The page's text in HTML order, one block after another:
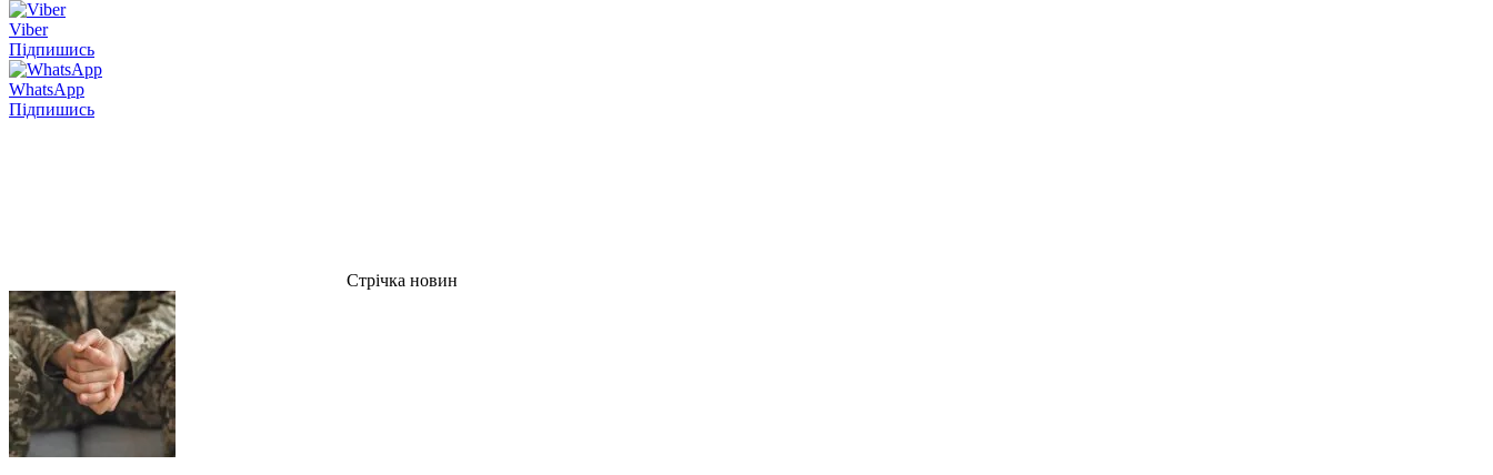
Viber
Підпишись
WhatsApp
Підпишись
Стрічка новин